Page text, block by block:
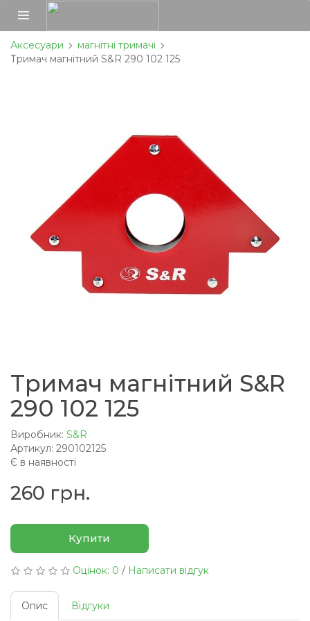
Аксесуари
магнітні тримачі
Тримач магнітний S&R 290 102 125
Тримач магнітний S&R
290 102 125
Виробник: S&R
Артикул: 290102125
Є в наявності
260 грн.
Купити
Оцінок: 0 / Написати відгук
Опис Відгуки